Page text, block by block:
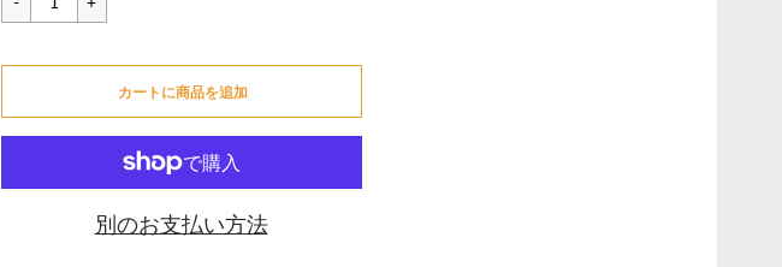
価
カートに商品を追加
別のお支払い方法